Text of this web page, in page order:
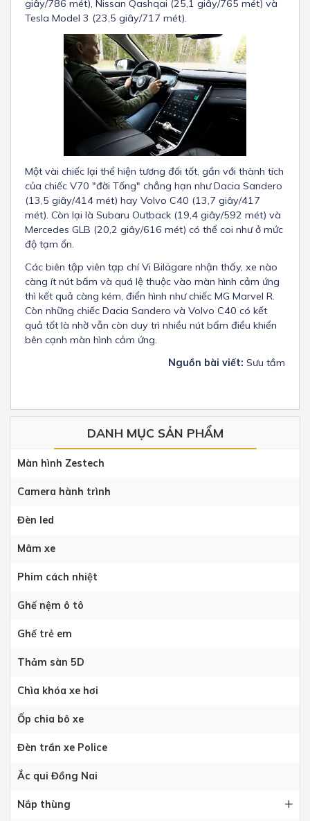
DANH MỤC SẢN PHẨM
Màn hình Zestech
Camera hành trình
Đèn led
Mâm xe
Phim cách nhiệt
Ghế nệm ô tô
Ghế trẻ em
Thảm sàn 5D
Chìa khóa xe hơi
Ốp chia bô xe
Đèn trần xe Police
Ắc qui Đồng Nai
Nắp thùng
giây/786 mét), Nissan Qashqai (25,1 giây/765 mét) và
Tesla Model 3 (23,5 giây/717 mét).
Một vài chiếc lại thể hiện tương đối tốt, gần với thành tích
của chiếc V70 "đời Tống" chẳng hạn như Dacia Sandero
(13,5 giây/414 mét) hay Volvo C40 (13,7 giây/417
mét). Còn lại là Subaru Outback (19,4 giây/592 mét) và
Mercedes GLB (20,2 giây/616 mét) có thể coi như ở mức
độ tạm ổn.
Các biên tập viên tạp chí Vi Bilägare nhận thấy, xe nào
càng ít nút bấm và quá lệ thuộc vào màn hình cảm ứng
thì kết quả càng kém, điển hình như chiếc MG Marvel R.
Còn những chiếc Dacia Sandero và Volvo C40 có kết
quả tốt là nhờ vẫn còn duy trì nhiều nút bấm điều khiển
bên cạnh màn hình cảm ứng.
Nguồn bài viết: Sưu tầm